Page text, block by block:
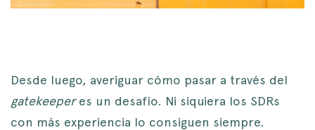
Desde luego, averiguar cómo pasar a través del
gatekeeperes un desafío. Ni siquiera los SDRs
con más experiencia lo consiguen siempre.